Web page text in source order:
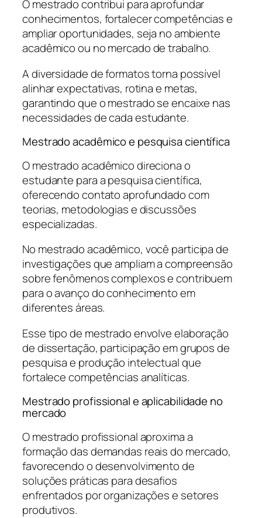
O mestrado contribui para aprofundar
conhecimentos, fortalecer competências e
ampliar oportunidades, seja no ambiente
acadêmico ou no mercado de trabalho.
A diversidade de formatos torna possível
alinhar expectativas, rotina e metas,
garantindo que o mestrado se encaixe nas
necessidades de cada estudante.
Mestrado acadêmico e pesquisa científica
O mestrado acadêmico direciona o
estudante para a pesquisa científica,
oferecendo contato aprofundado com
teorias, metodologias e discussões
especializadas.
No mestrado acadêmico, você participa de
investigações que ampliam a compreensão
sobre fenômenos complexos e contribuem
para o avanço do conhecimento em
diferentes áreas.
Esse tipo de mestrado envolve elaboração
de dissertação, participação em grupos de
pesquisa e produção intelectual que
fortalece competências analíticas.
Mestrado profissional e aplicabilidade no
mercado
O mestrado profissional aproxima a
formação das demandas reais do mercado,
favorecendo o desenvolvimento de
soluções práticas para desafios
enfrentados por organizações e setores
produtivos.